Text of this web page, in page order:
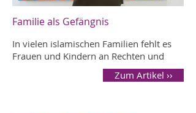
Familie als Gefängnis
In vielen islamischen Familien fehlt es
Frauen und Kindern an Rechten und
Zum Artikel ››